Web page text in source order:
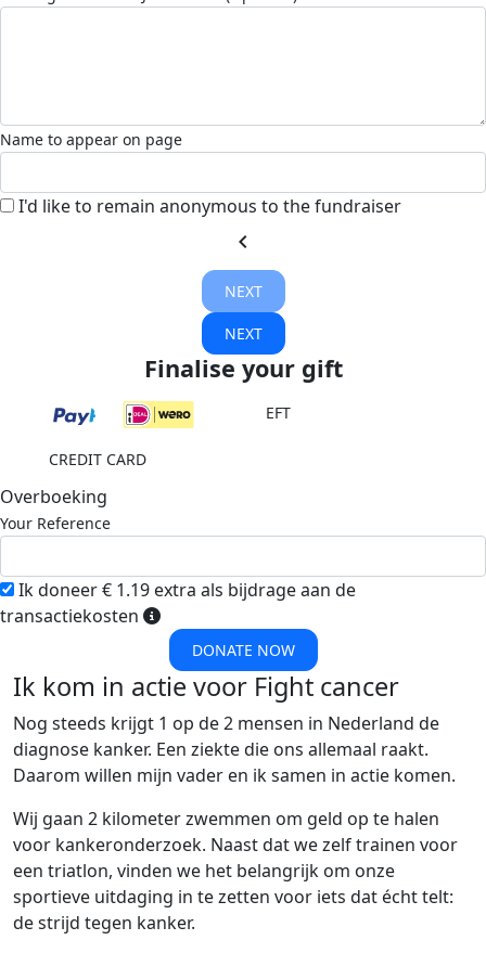
Name to appear on page
I'd like to remain anonymous to the fundraiser
chevron_left
NEXT
NEXT
Finalise your gift
EFT
CREDIT CARD
Overboeking
Your Reference
Ik doneer € 1.19 extra als bijdrage aan de
transactiekosten
DONATE NOW
Ik kom in actie voor Fight cancer
Nog steeds krijgt 1 op de 2 mensen in Nederland de
diagnose kanker. Een ziekte die ons allemaal raakt.
Daarom willen mijn vader en ik samen in actie komen.
Wij gaan 2 kilometer zwemmen om geld op te halen
voor kankeronderzoek. Naast dat we zelf trainen voor
een triatlon, vinden we het belangrijk om onze
sportieve uitdaging in te zetten voor iets dat écht telt:
de strijd tegen kanker.